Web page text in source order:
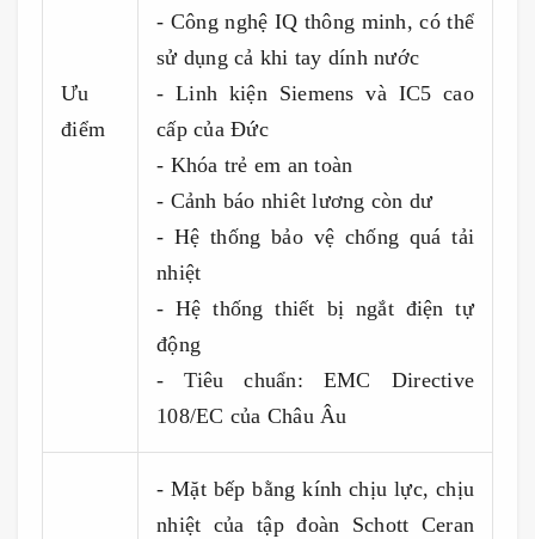
Ưu
điểm
- Công nghệ IQ thông minh, có thể
sử dụng cả khi tay dính nước
- Linh kiện Siemens và IC5 cao
cấp của Đức
- Khóa trẻ em an toàn
- Cảnh báo nhiêt lương còn dư
- Hệ thống bảo vệ chống quá tải
nhiệt
- Hệ thống thiết bị ngắt điện tự
động
- Tiêu chuẩn: EMC Directive
108/EC của Châu Âu
- Mặt bếp bằng kính chịu lực, chịu
nhiệt của tập đoàn Schott Ceran